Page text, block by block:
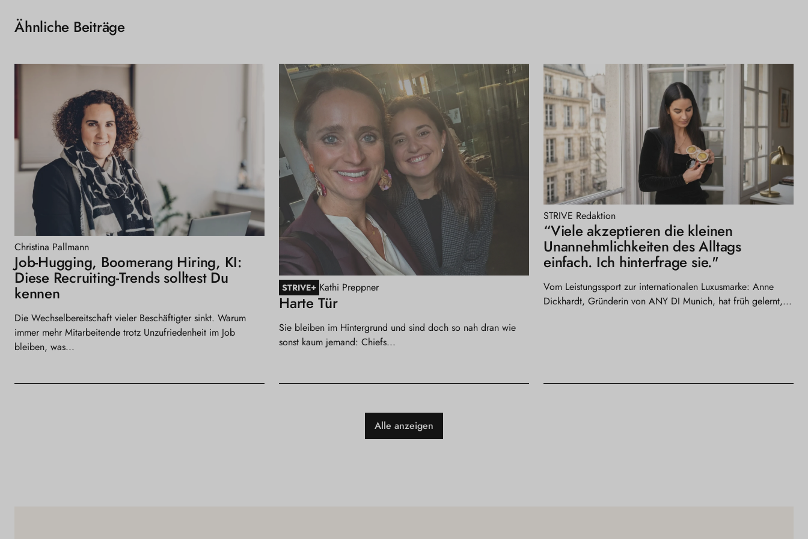
Ähnliche Beiträge
Christina Pallmann
Job-Hugging, Boomerang Hiring, KI:
Diese Recruiting-Trends solltest Du
kennen
Die Wechselbereitschaft vieler Beschäftigter sinkt. Warum
immer mehr Mitarbeitende trotz Unzufriedenheit im Job
bleiben, was...
STRIVE+ Kathi Preppner
Harte Tür
Sie bleiben im Hintergrund und sind doch so nah dran wie
sonst kaum jemand: Chiefs...
STRIVE Redaktion
“Viele akzeptieren die kleinen
Unannehmlichkeiten des Alltags
einfach. Ich hinterfrage sie."
Vom Leistungssport zur internationalen Luxusmarke: Anne
Dickhardt, Gründerin von ANY DI Munich, hat früh gelernt,...
Alle anzeigen